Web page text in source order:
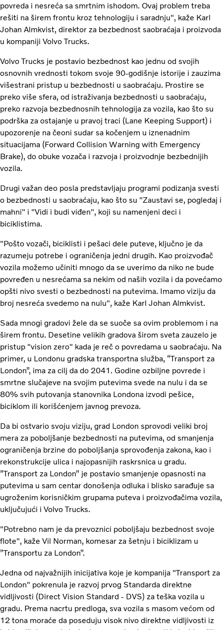
povreda i nesreća sa smrtnim ishodom. Ovaj problem treba
rešiti na širem frontu kroz tehnologiju i saradnju", kaže Karl
Johan Almkvist, direktor za bezbednost saobraćaja i proizvoda
u kompaniji Volvo Trucks.
Volvo Trucks je postavio bezbednost kao jednu od svojih
osnovnih vrednosti tokom svoje 90-godišnje istorije i zauzima
višestrani pristup u bezbednosti u saobraćaju. Prostire se
preko više sfera, od istraživanja bezbednosti u saobraćaju,
preko razvoja bezbednosnih tehnologija za vozila, kao što su
podrška za ostajanje u pravoj traci (Lane Keeping Support) i
upozorenje na čeoni sudar sa kočenjem u iznenadnim
situacijama (Forward Collision Warning with Emergency
Brake), do obuke vozača i razvoja i proizvodnje bezbednijih
vozila.
Drugi važan deo posla predstavljaju programi podizanja svesti
o bezbednosti u saobraćaju, kao što su "Zaustavi se, pogledaj i
mahni" i "Vidi i budi viđen", koji su namenjeni deci i
biciklistima.
"Pošto vozači, biciklisti i pešaci dele puteve, ključno je da
razumeju potrebe i ograničenja jedni drugih. Kao proizvođač
vozila možemo učiniti mnogo da se uverimo da niko ne bude
povređen u nesrećama sa nekim od naših vozila i da povećamo
opšti nivo svesti o bezbednosti na putevima. Imamo viziju da
broj nesreća svedemo na nulu", kaže Karl Johan Almkvist.
Sada mnogi gradovi žele da se suoče sa ovim problemom i na
širem frontu. Desetine velikih gradova širom sveta zauzelo je
pristup "vision zero" kada je reč o povredama u saobraćaju. Na
primer, u Londonu gradska transportna služba, “Transport za
London”, ima za cilj da do 2041. Godine ozbiljne povrede i
smrtne slučajeve na svojim putevima svede na nulu i da se
80% svih putovanja stanovnika Londona izvodi pešice,
biciklom ili korišćenjem javnog prevoza.
Da bi ostvario svoju viziju, grad London sprovodi veliki broj
mera za poboljšanje bezbednosti na putevima, od smanjenja
ograničenja brzine do poboljšanja sprovođenja zakona, kao i
rekonstrukcije ulica i najopasnijih raskrsnica u gradu.
”Transport za London” je postavio smanjenje opasnosti na
putevima u sam centar donošenja odluka i blisko sarađuje sa
ugroženim korisničkim grupama puteva i proizvođačima vozila,
uključujući i Volvo Trucks.
"Potrebno nam je da prevoznici poboljšaju bezbednost svoje
flote", kaže Vil Norman, komesar za šetnju i biciklizam u
”Transportu za London”.
Jedna od najvažnijih inicijativa koje je kompanija "Transport za
London" pokrenula je razvoj prvog Standarda direktne
vidljivosti (Direct Vision Standard - DVS) za teška vozila u
gradu. Prema nacrtu predloga, sva vozila s masom većom od
12 tona moraće da poseduju visok nivo direktne vidljivosti iz